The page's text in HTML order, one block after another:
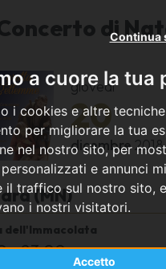
a cuore la tua
i cookies e altre
per migliorare la tua
nel nostro sito, per
e annunci
il traffico sul nostro sito,
i nostri visitatori.
Accetto
Continua
di
giovedì
20
dicembre 2018
(MN)
dell'Immacolata
- 23:00